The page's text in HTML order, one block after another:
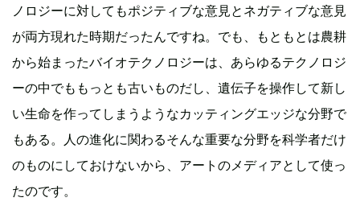
ノロジーに対してもポジティブな意見とネガティブな意見
が両方現れた時期だったんですね。でも、もともとは農耕
から始まったバイオテクノロジーは、あらゆるテクノロジ
ーの中でももっとも古いものだし、遺伝子を操作して新し
い生命を作ってしまうようなカッティングエッジな分野で
もある。人の進化に関わるそんな重要な分野を科学者だけ
のものにしておけないから、アートのメディアとして使っ
たのです。